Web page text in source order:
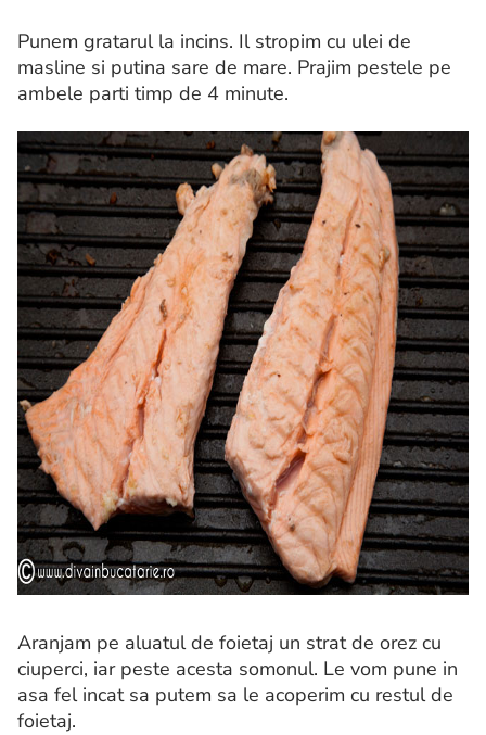
Punem gratarul la incins. Il stropim cu ulei de
masline si putina sare de mare. Prajim pestele pe
ambele parti timp de 4 minute.
Aranjam pe aluatul de foietaj un strat de orez cu
ciuperci, iar peste acesta somonul. Le vom pune in
asa fel incat sa putem sa le acoperim cu restul de
foietaj.